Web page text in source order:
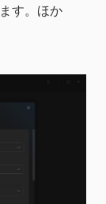
す。ほか